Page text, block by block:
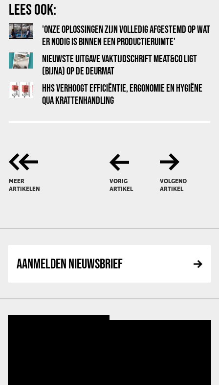
LEES OOK:
'ONZE OPLOSSINGEN ZIJN VOLLEDIG AFGESTEMD OP WAT
ER NODIG IS BINNEN EEN PRODUCTIERUIMTE'
NIEUWSTE UITGAVE VAKTIJDSCHRIFT MEAT&CO LIGT
(BIJNA) OP DE DEURMAT
HHS VERHOOGT EFFICIËNTIE, ERGONOMIE EN HYGIËNE
QUA KRATTENHANDLING
MEER
ARTIKELEN
VORIG
ARTIKEL
VOLGEND
ARTIKEL
AANMELDEN NIEUWSBRIEF